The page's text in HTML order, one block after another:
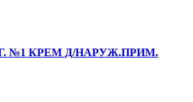
№1 КРЕМ Д/НАРУЖ.ПРИМ.